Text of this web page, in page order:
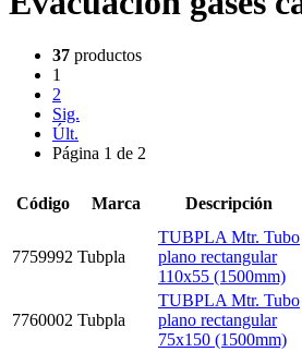
37 productos
1
2
Sig.
Últ.
Página 1 de 2
Código Marca Descripción
7759992 Tubpla
TUBPLA Mtr. Tubo
plano rectangular
110x55 (1500mm)
7760002 Tubpla
TUBPLA Mtr. Tubo
plano rectangular
75x150 (1500mm)